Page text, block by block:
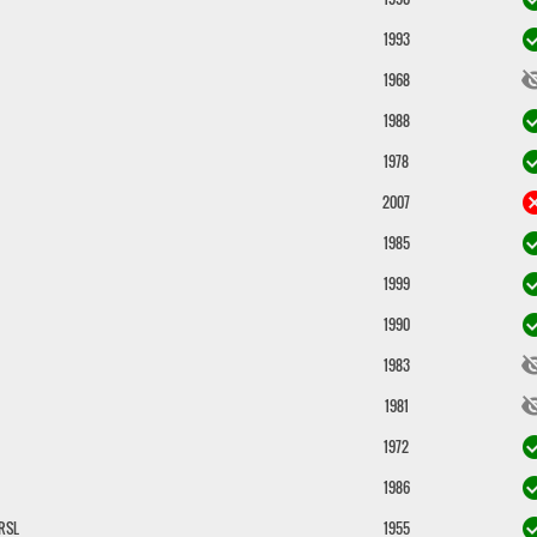
1993
1968
1988
1978
2007
1985
1999
1990
1983
1981
1972
1986
1955